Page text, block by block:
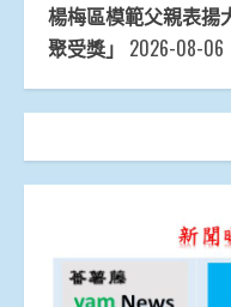
楊梅區模範父親表
聚受獎」 2026-08-06